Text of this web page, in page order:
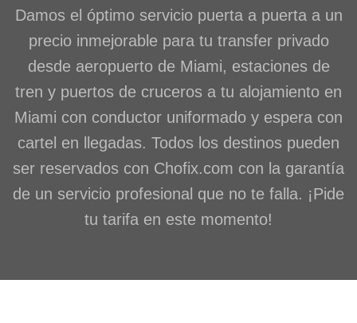
Damos el óptimo servicio puerta a puerta a un
precio inmejorable para tu transfer privado
desde aeropuerto de Miami, estaciones de
tren y puertos de cruceros a tu alojamiento en
Miami con conductor uniformado y espera con
cartel en llegadas. Todos los destinos pueden
ser reservados con Chofix.com con la garantía
de un servicio profesional que no te falla. ¡Pide
tu tarifa en este momento!